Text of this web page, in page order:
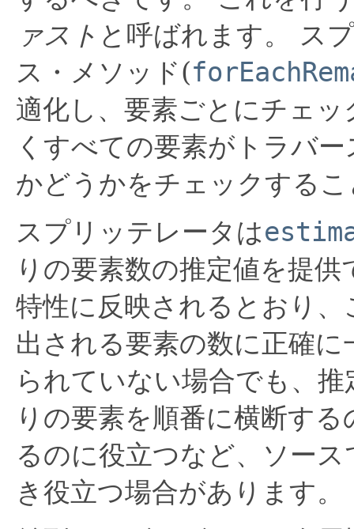
ァスト と呼ばれます。
ス
ス・メソッド(
適化し、要素ごとにチェ
くすべての要素がトラバ
かどうかをチェックする
スプリッテレータは
りの要素数の推定値を提供
特性に反映されるとおり
出される要素の数に正確に
られていない場合でも、
りの要素を順番に横断す
るのに役立つなど、ソー
き役立つ場合があります。